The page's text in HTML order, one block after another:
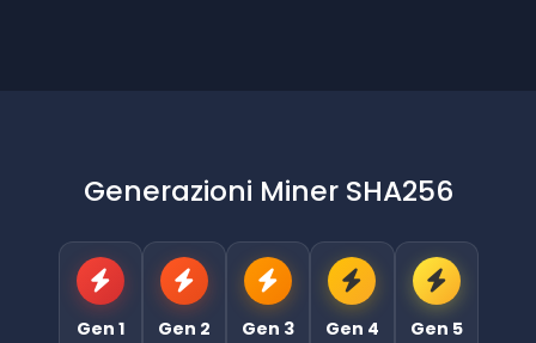
Generazioni Miner SHA256
Gen 1 Gen 2 Gen 3 Gen 4 Gen 5